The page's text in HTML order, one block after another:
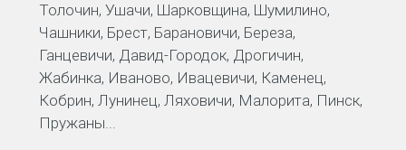
Толочин, Ушачи, Шарковщина, Шумилино,
Чашники, Брест, Барановичи, Береза,
Ганцевичи, Давид-Городок, Дрогичин,
Жабинка, Иваново, Ивацевичи, Каменец,
Кобрин, Лунинец, Ляховичи, Малорита, Пинск,
Пружаны...